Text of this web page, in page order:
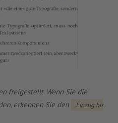
freigestellt. Wenn Sie die
erkennen Sie den
Einzug bis